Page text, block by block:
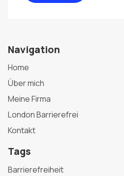
Navigation
Home
Über mich
Meine Firma
London Barrierefrei
Kontakt
Tags
Barrierefreiheit